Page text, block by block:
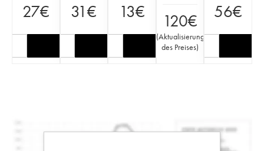
27€ 31€ 13€ 120€
(Aktualisierung
des Preises)
56€